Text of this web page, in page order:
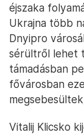
éjszaka
Ukrajna több
Dnyipro
sérültről lehet
támadásban
fővárosban
Vitalij Klicsko